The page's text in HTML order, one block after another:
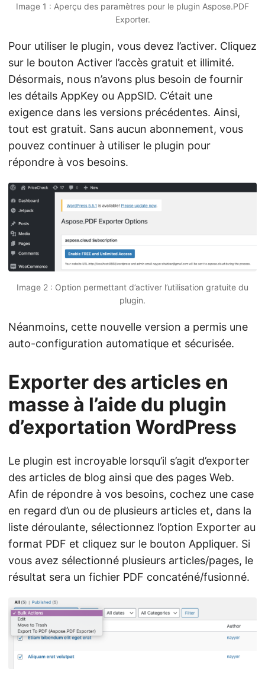
Image 1 : Aperçu des paramètres pour le plugin Aspose.PDF
Exporter.
Pour utiliser le plugin, vous devez l’activer. Cliquez
sur le bouton Activer l’accès gratuit et illimité.
Désormais, nous n’avons plus besoin de fournir
les détails AppKey ou AppSID. C’était une
exigence dans les versions précédentes. Ainsi,
tout est gratuit. Sans aucun abonnement, vous
pouvez continuer à utiliser le plugin pour
répondre à vos besoins.
Image 2 : Option permettant d’activer l’utilisation gratuite du
plugin.
Néanmoins, cette nouvelle version a permis une
auto-configuration automatique et sécurisée.
Exporter des articles en
masse à l’aide du plugin
d’exportation WordPress
Le plugin est incroyable lorsqu’il s’agit d’exporter
des articles de blog ainsi que des pages Web.
Afin de répondre à vos besoins, cochez une case
en regard d’un ou de plusieurs articles et, dans la
liste déroulante, sélectionnez l’option Exporter au
format PDF et cliquez sur le bouton Appliquer. Si
vous avez sélectionné plusieurs articles/pages, le
résultat sera un fichier PDF concaténé/fusionné.